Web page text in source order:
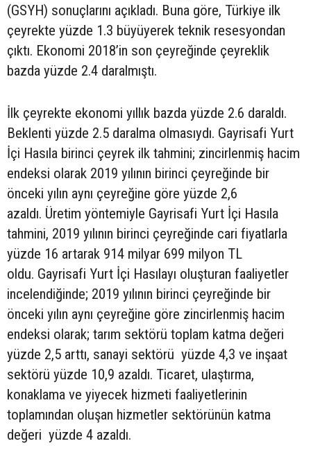
(GSYH) sonuçlarını açıkladı. Buna göre, Türkiye ilk
çeyrekte yüzde 1.3 büyüyerek teknik resesyondan
çıktı. Ekonomi 2018’in son çeyreğinde çeyreklik
bazda yüzde 2.4 daralmıştı.
İlk çeyrekte ekonomi yıllık bazda yüzde 2.6 daraldı.
Beklenti yüzde 2.5 daralma olmasıydı. Gayrisafi Yurt
İçi Hasıla birinci çeyrek ilk tahmini; zincirlenmiş hacim
endeksi olarak 2019 yılının birinci çeyreğinde bir
önceki yılın aynı çeyreğine göre yüzde 2,6
azaldı. Üretim yöntemiyle Gayrisafi Yurt İçi Hasıla
tahmini, 2019 yılının birinci çeyreğinde cari fiyatlarla
yüzde 16 artarak 914 milyar 699 milyon TL
oldu. Gayrisafi Yurt İçi Hasılayı oluşturan faaliyetler
incelendiğinde; 2019 yılının birinci çeyreğinde bir
önceki yılın aynı çeyreğine göre zincirlenmiş hacim
endeksi olarak; tarım sektörü toplam katma değeri
yüzde 2,5 arttı, sanayi sektörü yüzde 4,3 ve inşaat
sektörü yüzde 10,9 azaldı. Ticaret, ulaştırma,
konaklama ve yiyecek hizmeti faaliyetlerinin
toplamından oluşan hizmetler sektörünün katma
değeri yüzde 4 azaldı.